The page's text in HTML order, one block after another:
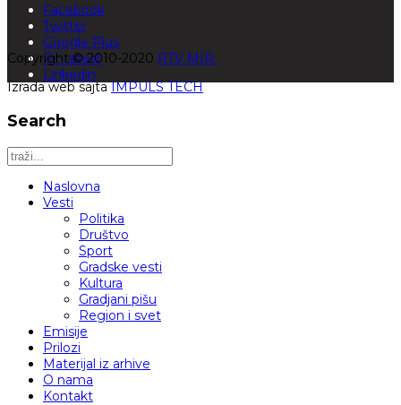
Facebook
Twitter
Google Plus
Pinterest
Linkedin
Copyright © 2010-2020 RTV MIR.
Izrada web sajtaIMPULS TECH
Search
Naslovna
Vesti
Politika
Društvo
Sport
Gradske vesti
Kultura
Gradjani pišu
Region i svet
Emisije
Prilozi
Materijal iz arhive
O nama
Kontakt